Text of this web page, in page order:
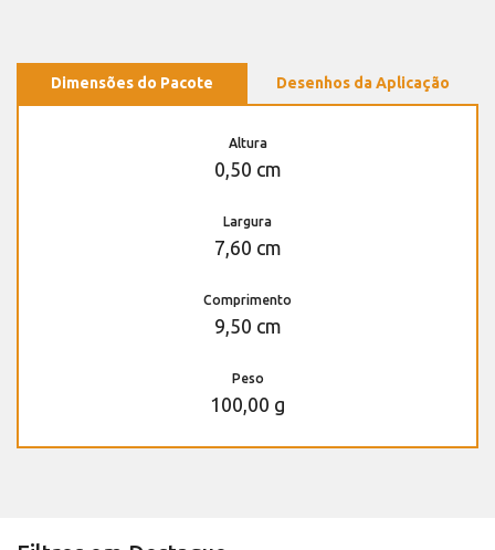
Dimensões do Pacote Desenhos da Aplicação
Altura
0,50 cm
Largura
7,60 cm
Comprimento
9,50 cm
Peso
100,00 g